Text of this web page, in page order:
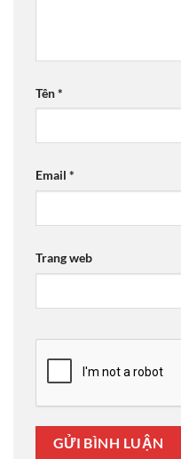
Tên*
Email *
Trang web